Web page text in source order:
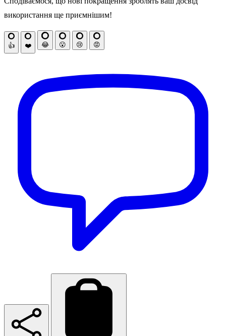
використання ще приємнішим!
👍 ❤️ 😂 😮 😢 😡